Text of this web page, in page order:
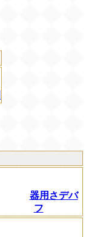
器用さデバ
フ